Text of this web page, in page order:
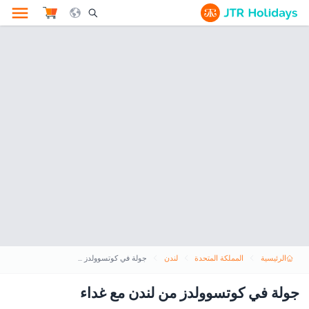
Search Opener Icon
الرئيسية المملكة المتحدة لندن جولة في كوتسوولدز من لندن مع غداء
جولة في كوتسوولدز من لندن مع غداء